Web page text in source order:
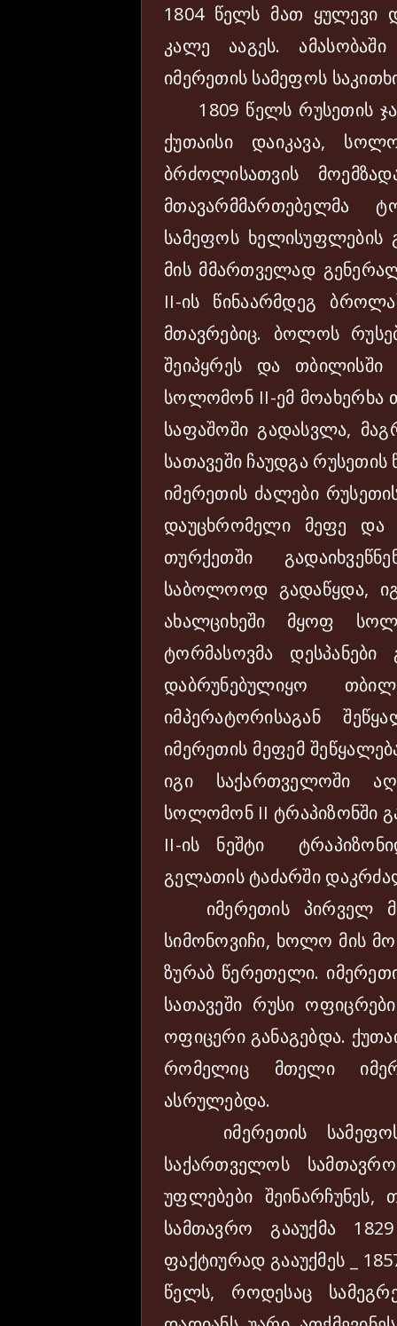
1804 წელს მათ ყულევი
კალე ააგეს.
იმერეთის სამეფოს
1809 წელს რუსეთის
ქუთაისი დაიკავა,
ბრძოლისათვის
მთავარმმართებელმა
სამეფოს ხელისუფლების
მის მმართველად
II-ის წინაარმდეგ
მთავრებიც. ბოლოს
შეიპყრეს და თბილისში
სოლომონ II-ემ მოახერხა
საფაშოში გადასვლა,
სათავეში ჩაუდგა
იმერეთის ძალები
დაუცხრომელი მეფე და
თურქეთში
საბოლოოდ გადაწყდა,
ახალციხეში მყოფ
ტორმასოვმა დესპანები
დაბრუნებულიყო
იმპერატორისაგან
იმერეთის მეფემ
იგი საქართველოში
სოლომონ II ტრაპიზონში
II-ის ნეშტი
გელათის ტაძარში
იმერეთის პირველ
სიმონოვიჩი, ხოლო მის
ზურაბ წერეთელი.
სათავეში რუსი
ოფიცერი განაგებდა.
რომელიც მთელი
ასრულებდა.
იმერეთის სამეფოს
საქართველოს
უფლებები
სამთავრო გააუქმა
ფაქტიურად გააუქმეს _
წელს, როდესაც